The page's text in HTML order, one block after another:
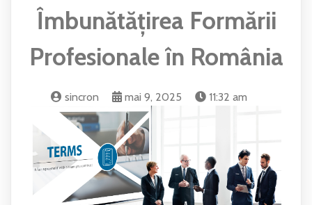
Îmbunătățirea Formării
Profesionale în România
sincron mai 9, 2025 11:32 am